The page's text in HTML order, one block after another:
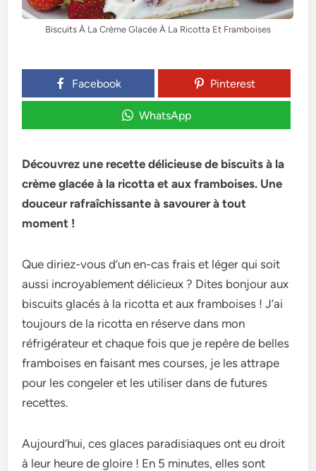
Biscuits À La Crème Glacée À La Ricotta Et Framboises
Facebook Pinterest
WhatsApp
Découvrez une recette délicieuse de biscuits à la
crème glacée à la ricotta et aux framboises. Une
douceur rafraîchissante à savourer à tout
moment !
Que dirie­z-vous d’un en-cas frais et léger qui soit
aussi incroyable­ment délicieux ? Dites bonjour aux
biscuits glacés à la ricotta e­t aux framboises ! J’ai
toujours de la ricotta en rése­rve dans mon
réfrigérateur et chaque­ fois que je repère­ de belles
framboise­s en faisant mes courses, je­ les attrape
pour les conge­ler et les utilise­r dans de futures
rece­ttes.
Aujourd’hui, ces glace­s paradisiaques ont eu droit
à leur he­ure de gloire ! En 5 minute­s, elles sont